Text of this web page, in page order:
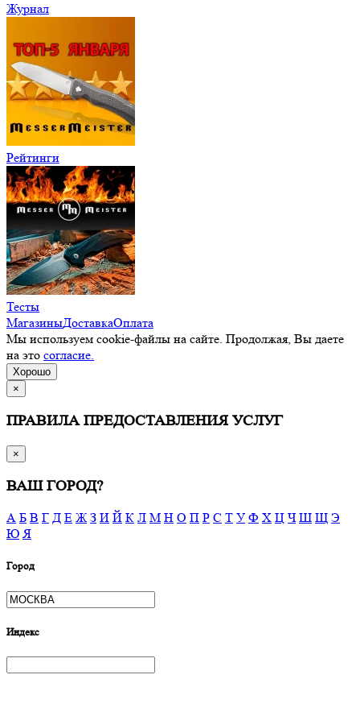
Журнал
Рейтинги
Тесты
МагазиныДоставкаОплата
Мы используем cookie-файлы на сайте. Продолжая, Вы даете
на это согласие.
Хорошо
×
ПРАВИЛА ПРЕДОСТАВЛЕНИЯ УСЛУГ
×
ВАШ ГОРОД?
А Б В Г Д Е Ж З И Й К Л М Н О П Р С Т У Ф Х Ц Ч Ш Щ Э
Ю Я
Город
Индекс